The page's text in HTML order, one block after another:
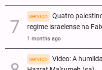
serviço
Quatro
regime israelense na
1 months ago
serviço
Vídeo: A